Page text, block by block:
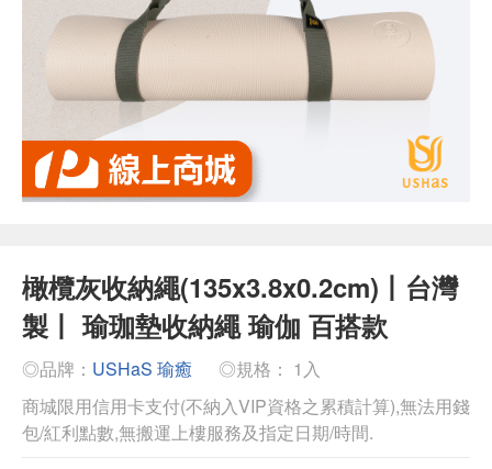
橄欖灰收納繩(135x3.8x0.2cm)丨台灣
製丨 瑜珈墊收納繩 瑜伽 百搭款
◎品牌： USHaS 瑜癒
◎規格： 1入
商城限用信用卡支付(不納入VIP資格之累積計算),無法用錢
包/紅利點數,無搬運上樓服務及指定日期/時間.